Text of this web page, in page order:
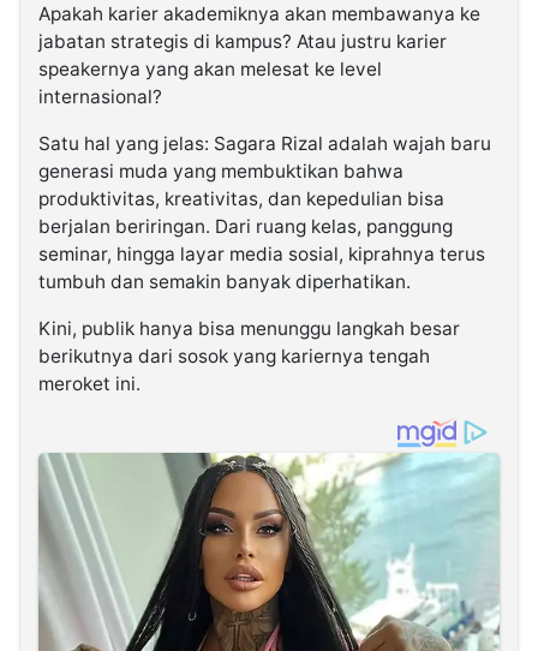
Apakah karier akademiknya akan membawanya ke
jabatan strategis di kampus? Atau justru karier
speakernya yang akan melesat ke level
internasional?
Satu hal yang jelas: Sagara Rizal adalah wajah baru
generasi muda yang membuktikan bahwa
produktivitas, kreativitas, dan kepedulian bisa
berjalan beriringan. Dari ruang kelas, panggung
seminar, hingga layar media sosial, kiprahnya terus
tumbuh dan semakin banyak diperhatikan.
Kini, publik hanya bisa menunggu langkah besar
berikutnya dari sosok yang kariernya tengah
meroket ini.